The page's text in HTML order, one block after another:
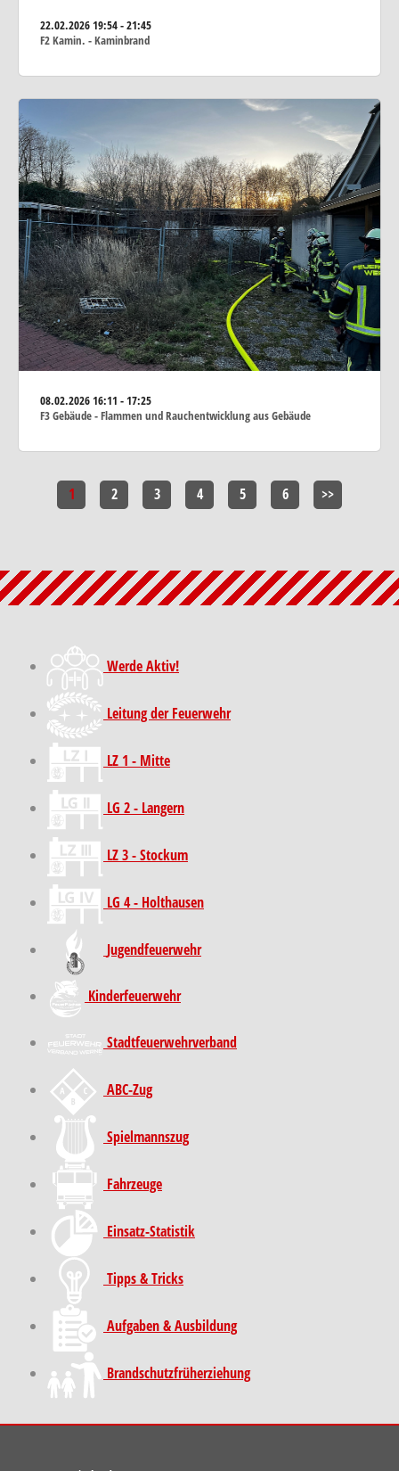
22.02.202619:54 - 21:45
F2 Kamin. - Kaminbrand
08.02.202616:11 - 17:25
F3 Gebäude - Flammen und Rauchentwicklung aus Gebäude
1 2 3 4 5 6 >>
Werde Aktiv!
Leitung der Feuerwehr
LZ 1 - Mitte
LG 2 - Langern
LZ 3 - Stockum
LG 4 - Holthausen
Jugendfeuerwehr
Kinder­feuer­wehr
Stadt­feuer­wehr­verband
ABC-Zug
Spielmannszug
Fahrzeuge
Einsatz-Statistik
Tipps & Tricks
Aufgaben & Ausbildung
Brand­schutz­früh­erziehung